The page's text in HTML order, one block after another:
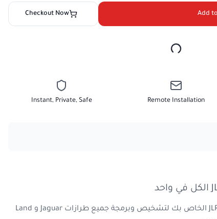
Add
Checkout Now
Remote Installation
Instant, Private, Safe
احصل على كل ما تحتاجه لمتجر إصلاح JLR الخاص بك لتشخيص وبرمجة جميع طرازات Jaguar و Land